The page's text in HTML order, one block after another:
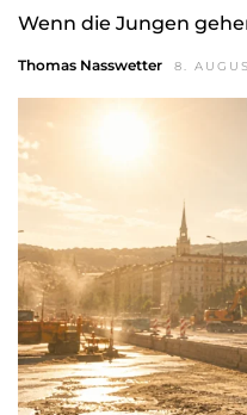
Wenn die Jungen
Thomas Nasswetter 8.